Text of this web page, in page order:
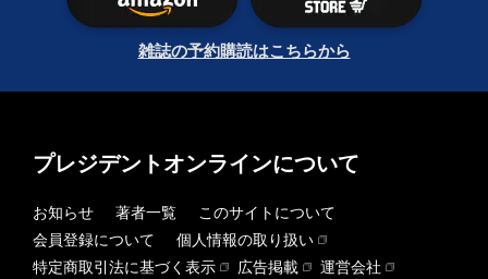
雑誌の予約購読はこちらから
プレジデントオンラインについて
お知らせ 著者一覧
このサイトについて
会員登録について
個人情報の取り扱い
特定商取引法に基づく表示
広告掲載
運営会社